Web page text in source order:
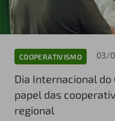
COOPERATIVISMO 03/
Dia Internacional
papel das
regional